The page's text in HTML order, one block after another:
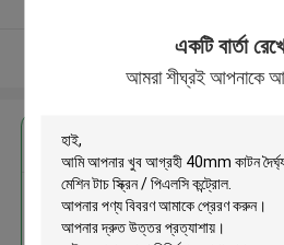
একটি বার্তা
আমরা শীঘ্রই আপনাকে
আরো দেখুন
40mm কাটন
মেশিন টাচ স্ক্রিন